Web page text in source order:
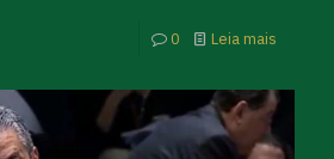
0 Leia mais